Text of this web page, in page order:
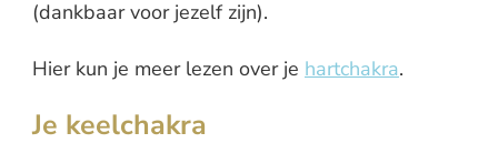
(dankbaar voor jezelf zijn).
Hier kun je meer lezen over je hartchakra.
Je keelchakra